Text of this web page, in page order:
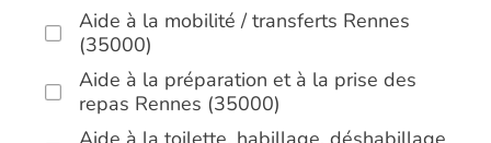
Aide à la mobilité / transferts Rennes
(35000)
Aide à la préparation et à la prise des
repas Rennes (35000)